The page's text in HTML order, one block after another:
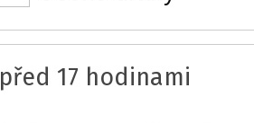
před 17 hodinami